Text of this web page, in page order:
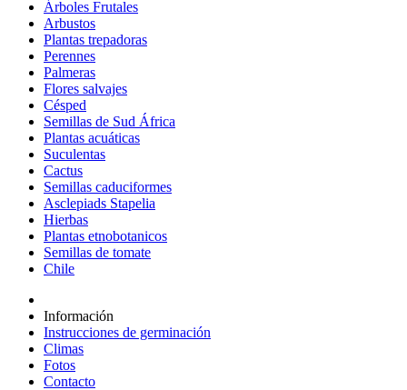
Árboles Frutales
Arbustos
Plantas trepadoras
Perennes
Palmeras
Flores salvajes
Césped
Semillas de Sud África
Plantas acuáticas
Suculentas
Cactus
Semillas caduciformes
Asclepiads Stapelia
Hierbas
Plantas etnobotanicos
Semillas de tomate
Chile
Información
Instrucciones de germinación
Climas
Fotos
Contacto